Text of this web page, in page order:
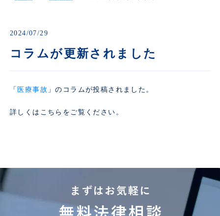
2024/07/29
コラムが更新されました
「 医療事故 」のコラムが投稿されました。
詳しくはこちらをご覧ください。